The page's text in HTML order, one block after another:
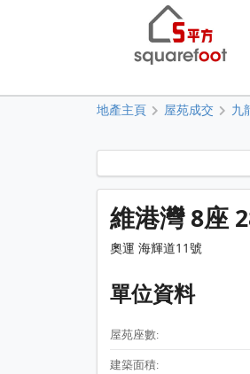
地產主頁 屋苑成交 九
維港灣 8座
奧運 海輝道11號
單位資料
屋苑座數:
建築面積: